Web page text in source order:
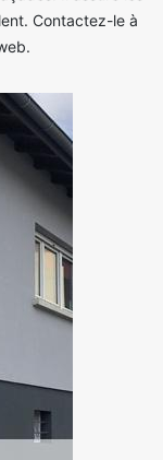
Contactez-le à